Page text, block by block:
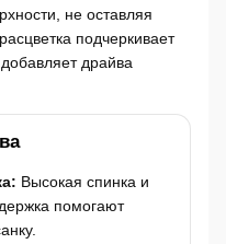
не оставляя
подчеркивает
драйва
Высокая спинка и
помогают